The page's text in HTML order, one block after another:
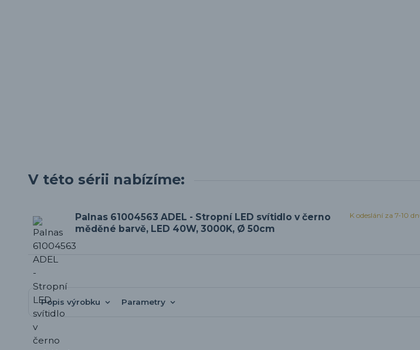
V této sérii nabízíme:
Palnas 61004563 ADEL - Stropní LED svítidlo v černo
měděné barvě, LED 40W, 3000K, Ø 50cm
K odeslání za 7-10
Popis výrobku Parametry